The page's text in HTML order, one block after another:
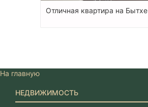
Отличная квартира на Бытхе
На главную
НЕДВИЖИМОСТЬ